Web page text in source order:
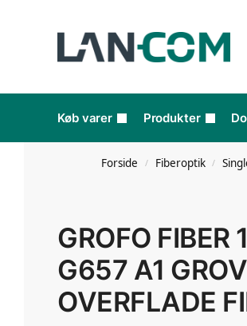
Køb varer Produkter
Forside / Fiberoptik /
GROFO FIBER
G657 A1 GROV
OVERFLADE